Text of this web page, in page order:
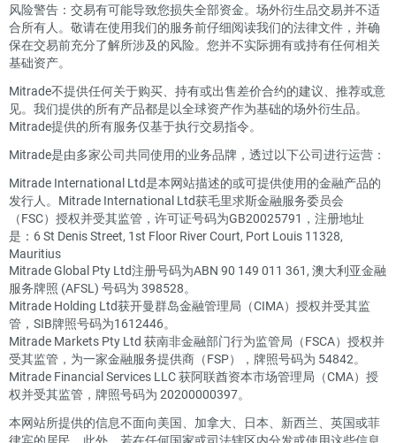
风险警告：交易有可能导致您损失全部资金。场外衍生品交易并不适
合所有人。敬请在使用我们的服务前仔细阅读我们的法律文件，并确
保在交易前充分了解所涉及的风险。您并不实际拥有或持有任何相关
基础资产。
Mitrade不提供任何关于购买、持有或出售差价合约的建议、推荐或意
见。我们提供的所有产品都是以全球资产作为基础的场外衍生品。
Mitrade提供的所有服务仅基于执行交易指令。
Mitrade是由多家公司共同使用的业务品牌，透过以下公司进行运营：
Mitrade International Ltd是本网站描述的或可提供使用的金融产品的
发行人。Mitrade International Ltd获毛里求斯金融服务委员会
（FSC）授权并受其监管，许可证号码为GB20025791，注册地址
是：6 St Denis Street, 1st Floor River Court, Port Louis 11328,
Mauritius
Mitrade Global Pty Ltd注册号码为ABN 90 149 011 361, 澳大利亚金融
服务牌照 (AFSL) 号码为 398528。
Mitrade Holding Ltd获开曼群岛金融管理局（CIMA）授权并受其监
管，SIB牌照号码为1612446。
Mitrade Markets Pty Ltd 获南非金融部门行为监管局（FSCA）授权并
受其监管，为一家金融服务提供商（FSP），牌照号码为 54842。
Mitrade Financial Services LLC 获阿联酋资本市场管理局（CMA）授
权并受其监管，牌照号码为 20200000397。
本网站所提供的信息不面向美国、加拿大、日本、新西兰、英国或菲